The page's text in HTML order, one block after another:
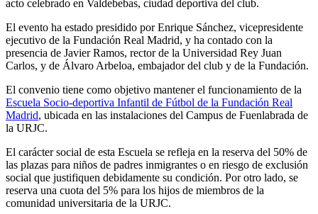
acto celebrado en Valdebebas, ciudad deportiva del club.
El evento ha estado presidido por Enrique Sánchez, vicepresidente
ejecutivo de la Fundación Real Madrid, y ha contado con la
presencia de Javier Ramos, rector de la Universidad Rey Juan
Carlos, y de Álvaro Arbeloa, embajador del club y de la Fundación.
El convenio tiene como objetivo mantener el funcionamiento de la
Escuela Socio-deportiva Infantil de Fútbol de la Fundación Real
Madrid, ubicada en las instalaciones del Campus de Fuenlabrada de
la URJC.
El carácter social de esta Escuela se refleja en la reserva del 50% de
las plazas para niños de padres inmigrantes o en riesgo de exclusión
social que justifiquen debidamente su condición. Por otro lado, se
reserva una cuota del 5% para los hijos de miembros de la
comunidad universitaria de la URJC.